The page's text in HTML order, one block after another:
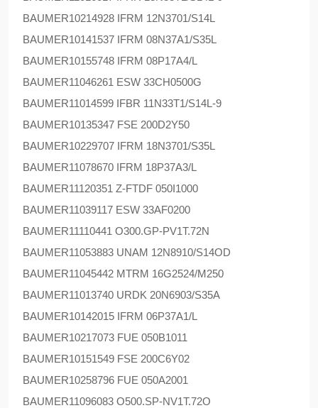
BAUMER10214928 IFRM 12N3701/S14L
BAUMER10141537 IFRM 08N37A1/S35L
BAUMER10155748 IFRM 08P17A4/L
BAUMER11046261 ESW 33CH0500G
BAUMER11014599 IFBR 11N33T1/S14L-9
BAUMER10135347 FSE 200D2Y50
BAUMER10229707 IFRM 18N3701/S35L
BAUMER11078670 IFRM 18P37A3/L
BAUMER11120351 Z-FTDF 050I1000
BAUMER11039117 ESW 33AF0200
BAUMER11110441 O300.GP-PV1T.72N
BAUMER11053883 UNAM 12N8910/S14OD
BAUMER11045442 MTRM 16G2524/M250
BAUMER11013740 URDK 20N6903/S35A
BAUMER10142015 IFRM 06P37A1/L
BAUMER10217073 FUE 050B1011
BAUMER10151549 FSE 200C6Y02
BAUMER10258796 FUE 050A2001
BAUMER11096083 O500.SP-NV1T.72O